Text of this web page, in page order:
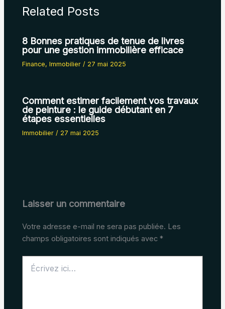
Related Posts
8 Bonnes pratiques de tenue de livres
pour une gestion immobilière efficace
Finance,Immobilier / 27 mai 2025
Comment estimer facilement vos travaux
de peinture : le guide débutant en 7
étapes essentielles
Immobilier / 27 mai 2025
Laisser un commentaire
Votre adresse e-mail ne sera pas publiée. Les
champs obligatoires sont indiqués avec*
ici…